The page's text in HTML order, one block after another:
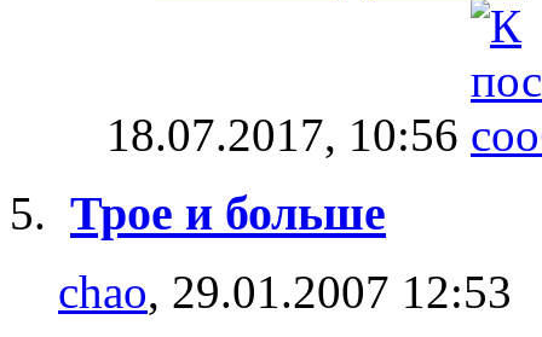
18.07.2017, 10:56
Трое и больше
chao, 29.01.2007 12:53